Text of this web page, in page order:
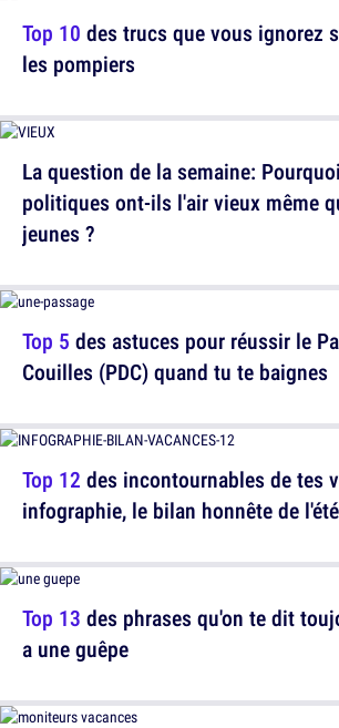
La question de la semaine:
politiques ont-ils l'air vieux même
jeunes ?
Top 12 des incontournables de tes
infographie, le bilan honnête de l'été
Top 10 des trucs que vous ignorez
les pompiers
Top 5 des astuces pour réussir le
Couilles (PDC) quand tu te baignes
Top 13 des phrases qu'on te dit
a une guêpe